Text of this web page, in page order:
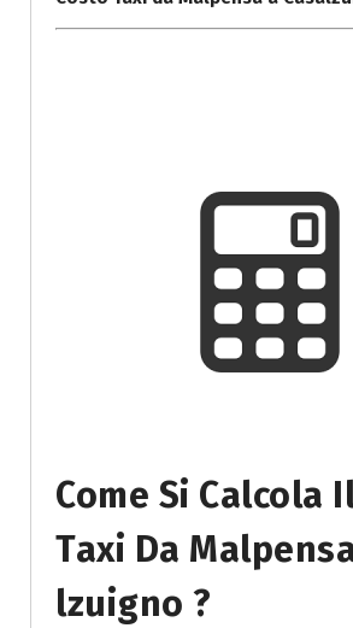
Come Si Calcola
Taxi Da
Lzuigno ?